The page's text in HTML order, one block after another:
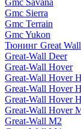
Gmc Savana
Gmc Sierra
Gmc Terrain
Gmc Yukon
Тюнинг Great
Great-Wall Deer
Great-Wall Hover
Great-Wall Hover
Great-Wall Hover
Great-Wall Hover
Great-Wall Hover
Great-Wall M2